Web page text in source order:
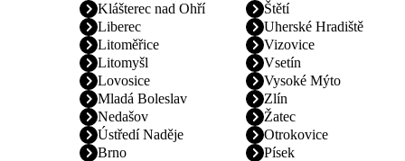
Klášterec nad Ohří
Liberec
Litoměřice
Litomyšl
Lovosice
Mladá Boleslav
Nedašov
Štětí
Uherské Hradiště
Vizovice
Vsetín
Vysoké Mýto
Zlín
Žatec
Ústředí Naděje
Brno
Otrokovice
Písek